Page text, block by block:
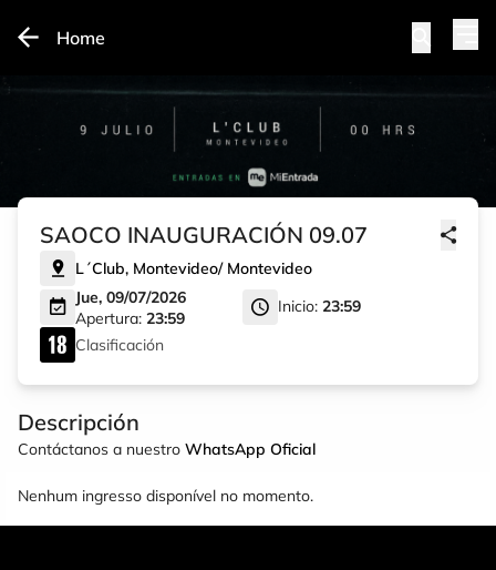
Home
SAOCO INAUGURACIÓN 09.07
L´Club, Montevideo/ Montevideo
Jue, 09/07/2026
Apertura: 23:59
Inicio: 23:59
Clasificación
Descripción
Contáctanos a nuestro WhatsApp Oficial
Nenhum ingresso disponível no momento.